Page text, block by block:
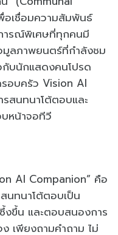
อเชื่อมความสัมพันธ์
ารณ์พิเศษที่ทุกคนมี
มูลภาพยนตร์ที่กำลังชม
กับนักแสดงคนโปรด
อบครัว Vision AI
สนทนาโต้ตอบและ
หน้าจอทีวี
AI Companion” คือ
นทนาโต้ตอบเป็น
งขึ้น และตอบสนองการ
ง เพียงถามคำถาม ไม่